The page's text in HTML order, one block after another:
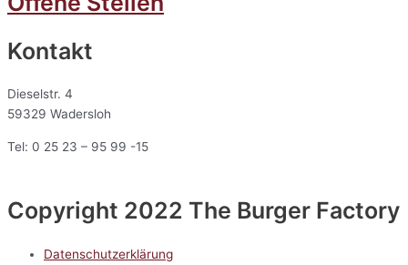
Kontakt
Dieselstr. 4
59329 Wadersloh
Tel: 0 25 23 – 95 99 -15
Copyright 2022 The Burger Factory
Datenschutzerklärung